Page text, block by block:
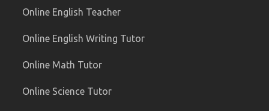
Online English Teacher
Online English Writing Tutor
Online Math Tutor
Online Science Tutor